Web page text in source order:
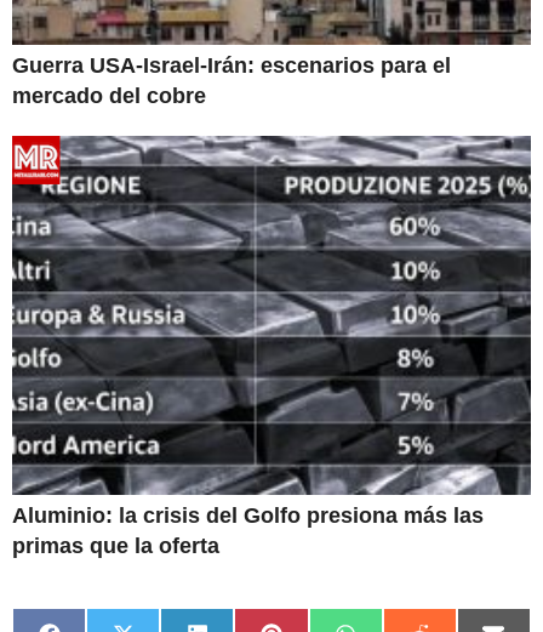
Guerra USA-Israel-Irán: escenarios para el
mercado del cobre
Aluminio: la crisis del Golfo presiona más las
primas que la oferta